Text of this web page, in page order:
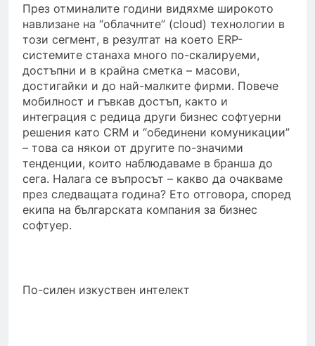
През отминалите години видяхме широкото
навлизане на “облачните” (cloud) технологии в
този сегмент, в резултат на което ERP-
системите станаха много по-скалируеми,
достъпни и в крайна сметка – масови,
достигайки и до най-малките фирми. Повече
мобилност и гъвкав достъп, както и
интеграция с редица други бизнес софтуерни
решения като CRM и “обединени комуникации”
– това са някои от другите по-значими
тенденции, които наблюдаваме в бранша до
сега. Налага се въпросът – какво да очакваме
през следващата година? Ето отговора, според
екипа на българската компания за бизнес
софтуер.
По-силен изкуствен интелект